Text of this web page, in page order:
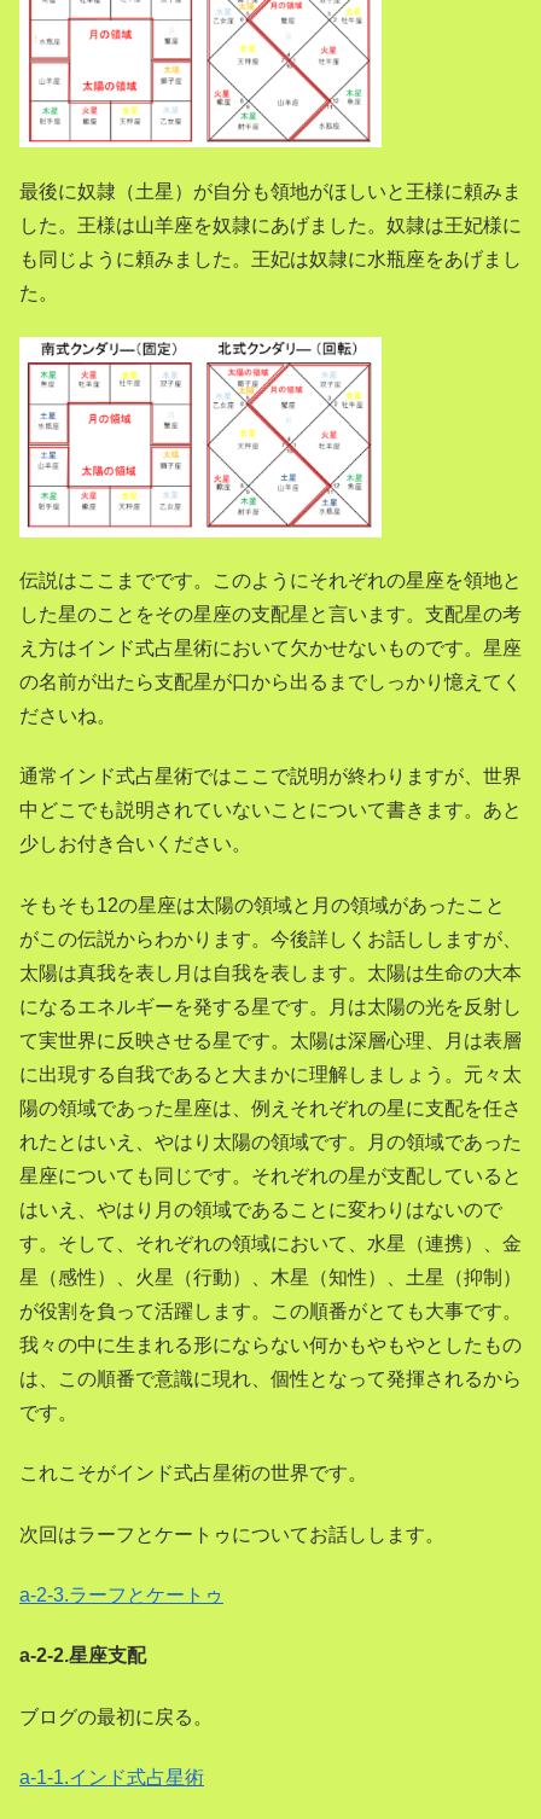
最後に奴隷（土星）が自分も領地がほしいと王様に頼みま
した。王様は山羊座を奴隷にあげました。奴隷は王妃様に
も同じように頼みました。王妃は奴隷に水瓶座をあげまし
た。
伝説はここまでです。このようにそれぞれの星座を領地と
した星のことをその星座の支配星と言います。支配星の考
え方はインド式占星術において欠かせないものです。星座
の名前が出たら支配星が口から出るまでしっかり憶えてく
ださいね。
通常インド式占星術ではここで説明が終わりますが、世界
中どこでも説明されていないことについて書きます。あと
少しお付き合いください。
そもそも12の星座は太陽の領域と月の領域があったこと
がこの伝説からわかります。今後詳しくお話ししますが、
太陽は真我を表し月は自我を表します。太陽は生命の大本
になるエネルギーを発する星です。月は太陽の光を反射し
て実世界に反映させる星です。太陽は深層心理、月は表層
に出現する自我であると大まかに理解しましょう。元々太
陽の領域であった星座は、例えそれぞれの星に支配を任さ
れたとはいえ、やはり太陽の領域です。月の領域であった
星座についても同じです。それぞれの星が支配していると
はいえ、やはり月の領域であることに変わりはないので
す。そして、それぞれの領域において、水星（連携）、金
星（感性）、火星（行動）、木星（知性）、土星（抑制）
が役割を負って活躍します。この順番がとても大事です。
我々の中に生まれる形にならない何かもやもやとしたもの
は、この順番で意識に現れ、個性となって発揮されるから
です。
これこそがインド式占星術の世界です。
次回はラーフとケートゥについてお話しします。
a-2-3.ラーフとケートゥ
a-2-2.星座支配
ブログの最初に戻る。
a-1-1.インド式占星術